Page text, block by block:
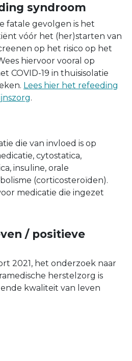
syndroom
fatale gevolgen is het
vóór het (her)starten van
op het risico op het
hiervoor vooral op
COVID-19 in thuisisolatie
Lees hier het refeeding
.
die van invloed is op
cytostatica,
insuline, orale
(corticosteroïden).
medicatie die ingezet
/ positieve
2021, het onderzoek naar
herstelzorg is
kwaliteit van leven